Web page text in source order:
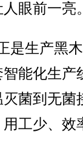
眼前一亮。
生产黑木
能化生产
菌到无菌
工少、效